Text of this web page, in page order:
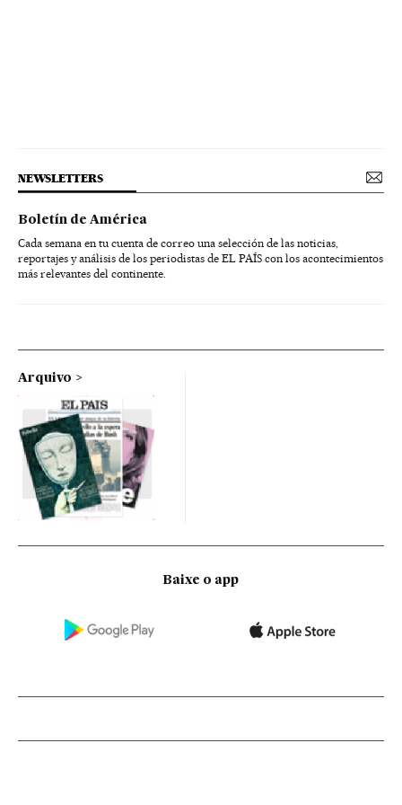
NEWSLETTERS
Boletín de América
Cada semana en tu cuenta de correo una selección de las noticias,
reportajes y análisis de los periodistas de EL PAÍS con los acontecimientos
más relevantes del continente.
Arquivo
Baixe o app